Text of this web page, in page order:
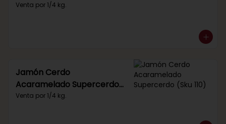
Venta por 1/4 kg.
Jamón Cerdo
Acaramelado Supercerdo
(Sku 110)
Venta por 1/4 kg.